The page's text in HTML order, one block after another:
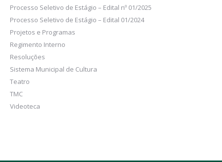
Processo Seletivo de Estágio – Edital nº 01/2025
Processo Seletivo de Estágio – Edital 01/2024
Projetos e Programas
Regimento Interno
Resoluções
Sistema Municipal de Cultura
Teatro
TMC
Videoteca